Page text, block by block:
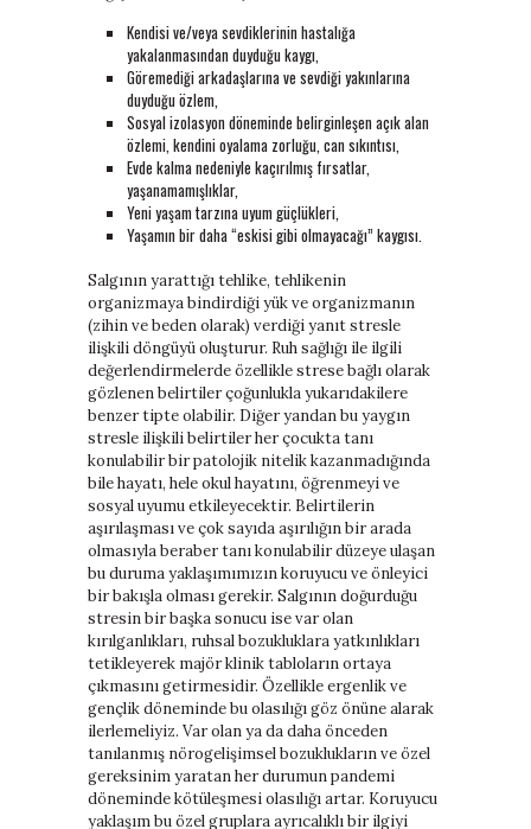
Kendisi ve/veya sevdiklerinin hastalığa
yakalanmasından duyduğu kaygı,
Göremediği arkadaşlarına ve sevdiği yakınlarına
duyduğu özlem,
Sosyal izolasyon döneminde belirginleşen açık alan
özlemi, kendini oyalama zorluğu, can sıkıntısı,
Evde kalma nedeniyle kaçırılmış fırsatlar,
yaşanamamışlıklar,
Yeni yaşam tarzına uyum güçlükleri,
Yaşamın bir daha “eskisi gibi olmayacağı” kaygısı.
Salgının yarattığı tehlike, tehlikenin
organizmaya bindirdiği yük ve organizmanın
(zihin ve beden olarak) verdiği yanıt stresle
ilişkili döngüyü oluşturur. Ruh sağlığı ile ilgili
değerlendirmelerde özellikle strese bağlı olarak
gözlenen belirtiler çoğunlukla yukarıdakilere
benzer tipte olabilir. Diğer yandan bu yaygın
stresle ilişkili belirtiler her çocukta tanı
konulabilir bir patolojik nitelik kazanmadığında
bile hayatı, hele okul hayatını, öğrenmeyi ve
sosyal uyumu etkileyecektir. Belirtilerin
aşırılaşması ve çok sayıda aşırılığın bir arada
olmasıyla beraber tanı konulabilir düzeye ulaşan
bu duruma yaklaşımımızın koruyucu ve önleyici
bir bakışla olması gerekir. Salgının doğurduğu
stresin bir başka sonucu ise var olan
kırılganlıkları, ruhsal bozukluklara yatkınlıkları
tetikleyerek majör klinik tabloların ortaya
çıkmasını getirmesidir. Özellikle ergenlik ve
gençlik döneminde bu olasılığı göz önüne alarak
ilerlemeliyiz. Var olan ya da daha önceden
tanılanmış nörogelişimsel bozuklukların ve özel
gereksinim yaratan her durumun pandemi
döneminde kötüleşmesi olasılığı artar. Koruyucu
yaklaşım bu özel gruplara ayrıcalıklı bir ilgiyi